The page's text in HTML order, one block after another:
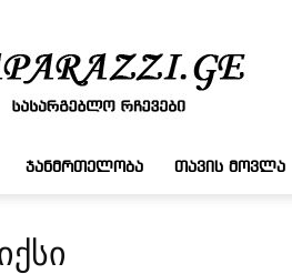
რჩევები
ᲯᲐᲜᲛᲠᲗᲔᲚᲝᲑᲐ ᲗᲐᲕᲘᲡ ᲛᲝᲕᲚᲐ